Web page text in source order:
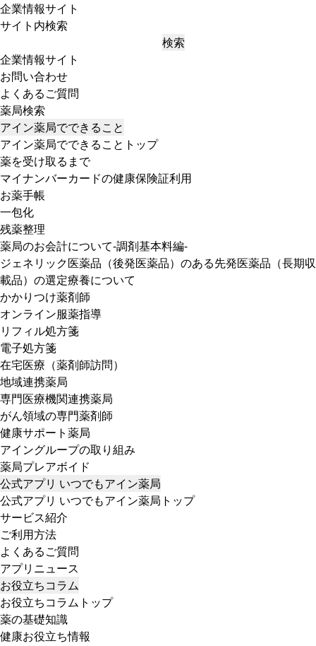
企業情報サイト
サイト内検索
検索
企業情報サイト
お問い合わせ
よくあるご質問
薬局検索
アイン薬局でできること
アイン薬局でできることトップ
薬を受け取るまで
マイナンバーカードの健康保険証利用
お薬手帳
一包化
残薬整理
薬局のお会計について-調剤基本料編-
ジェネリック医薬品（後発医薬品）のある先発医薬品（長期収
載品）の選定療養について
かかりつけ薬剤師
オンライン服薬指導
リフィル処方箋
電子処方箋
在宅医療（薬剤師訪問）
地域連携薬局
専門医療機関連携薬局
がん領域の専門薬剤師
健康サポート薬局
アイングループの取り組み
薬局プレアボイド
公式アプリ いつでもアイン薬局
公式アプリ いつでもアイン薬局トップ
サービス紹介
ご利用方法
よくあるご質問
アプリニュース
お役立ちコラム
お役立ちコラムトップ
薬の基礎知識
健康お役立ち情報